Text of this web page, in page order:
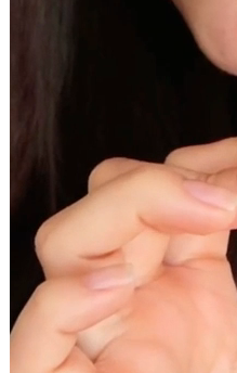
Masque de Nuit Aqua Plus
Soin visage
48,00 €